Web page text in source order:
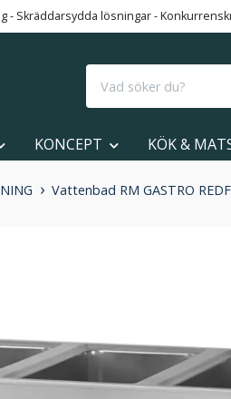
- Skräddarsydda lösningar -
KONCEPT KÖK &
Vattenbad RM GASTRO